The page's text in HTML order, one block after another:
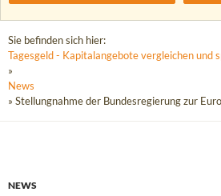
Sie befinden sich hier:
Tagesgeld - Kapitalangebote vergleichen und
»
News
» Stellungnahme der Bundesregierung zur
NEWS